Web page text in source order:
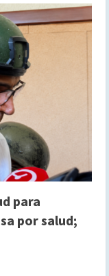
para
por salud;